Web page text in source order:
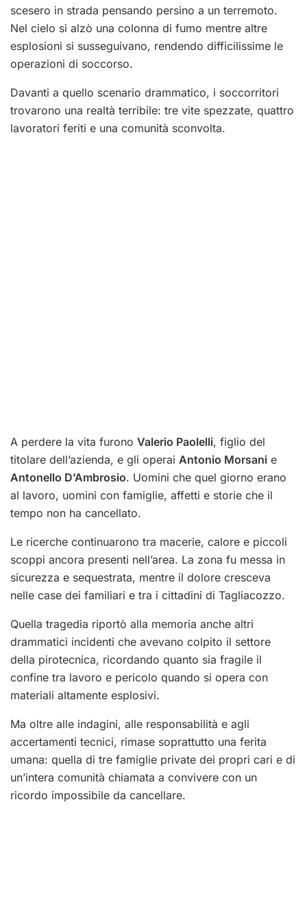
scesero in strada pensando persino a un terremoto.
Nel cielo si alzò una colonna di fumo mentre altre
esplosioni si susseguivano, rendendo difficilissime le
operazioni di soccorso.
Davanti a quello scenario drammatico, i soccorritori
trovarono una realtà terribile: tre vite spezzate, quattro
lavoratori feriti e una comunità sconvolta.
A perdere la vita furono Valerio Paolelli, figlio del
titolare dell’azienda, e gli operai Antonio Morsani e
Antonello D’Ambrosio. Uomini che quel giorno erano
al lavoro, uomini con famiglie, affetti e storie che il
tempo non ha cancellato.
Le ricerche continuarono tra macerie, calore e piccoli
scoppi ancora presenti nell’area. La zona fu messa in
sicurezza e sequestrata, mentre il dolore cresceva
nelle case dei familiari e tra i cittadini di Tagliacozzo.
Quella tragedia riportò alla memoria anche altri
drammatici incidenti che avevano colpito il settore
della pirotecnica, ricordando quanto sia fragile il
confine tra lavoro e pericolo quando si opera con
materiali altamente esplosivi.
Ma oltre alle indagini, alle responsabilità e agli
accertamenti tecnici, rimase soprattutto una ferita
umana: quella di tre famiglie private dei propri cari e di
un’intera comunità chiamata a convivere con un
ricordo impossibile da cancellare.